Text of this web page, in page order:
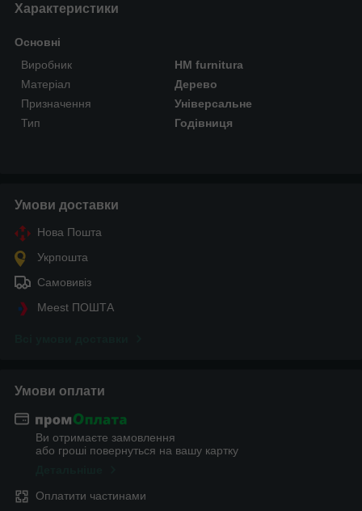
Характеристики
Основні
Виробник
HM furnitura
Матеріал
Дерево
Призначення
Універсальне
Тип
Годівниця
Умови доставки
Нова Пошта
Укрпошта
Самовивіз
Meest ПОШТА
Умови оплати
Ви отримаєте замовлення
або гроші повернуться на вашу картку
Оплатити частинами